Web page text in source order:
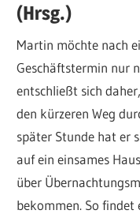
(Hrsg.)
Martin möchte nach
Geschäftstermin nur
entschließt sich
den kürzeren Weg
später Stunde hat er
auf ein einsames
über
bekommen. So findet